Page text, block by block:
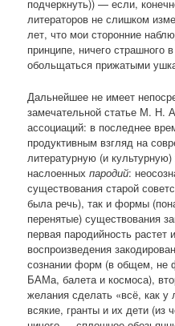
подчеркнуть)) — если,
литераторов не слишком
лет, что мои сторонние
принципе, ничего
обольщаться прижатыми
Дальнейшее не имеет
замечательной статье М. Н.
ассоциаций: в последнее
продуктивным взгляд на
литературную (и
наслоенныхпародий:
существования старой
была речь), так и формы
перенятые) существования
первая пародийность растет
воспроизведения
сознании форм (в общем, не
БАМа, балета и космоса),
желания сделать «всё, как
всякие, гранты и их дети (из